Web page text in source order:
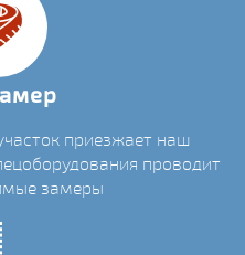
приезжает наш
проводит
замеры